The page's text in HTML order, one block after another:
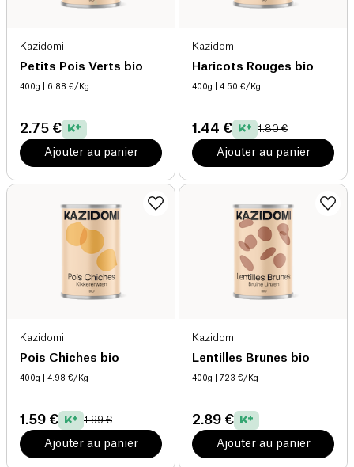
Kazidomi
Petits Pois Verts bio
400g | 6.88 €/Kg
2.75 €
Ajouter au panier
Kazidomi
Haricots Rouges bio
400g | 4.50 €/Kg
1.44 € 1.80 €
Ajouter au panier
Kazidomi
Pois Chiches bio
400g | 4.98 €/Kg
1.59 € 1.99 €
Ajouter au panier
Kazidomi
Lentilles Brunes bio
400g | 7.23 €/Kg
2.89 €
Ajouter au panier